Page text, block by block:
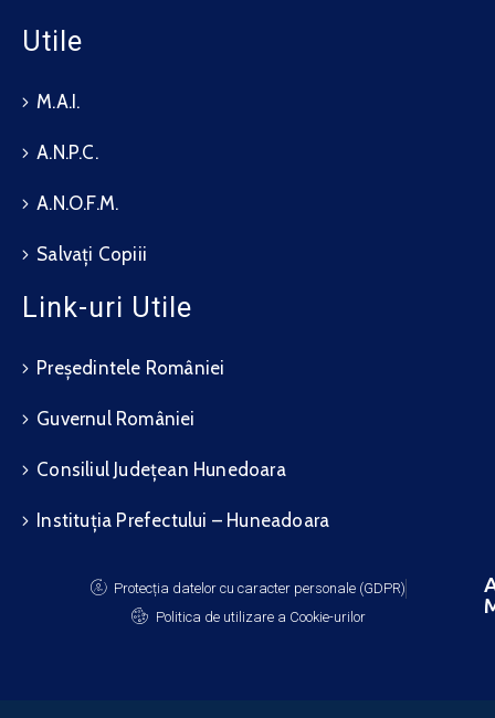
Utile
M.A.I.
A.N.P.C.
A.N.O.F.M.
Salvați Copiii
Link-uri Utile
Președintele României
Guvernul României
Consiliul Județean Hunedoara
Instituția Prefectului – Huneadoara
Protecția datelor cu caracter personale (GDPR)
Politica de utilizare a Cookie-urilor